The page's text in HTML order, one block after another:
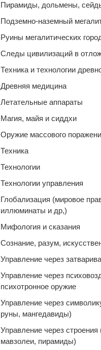
Пирамиды, дольмены,
Подземно-наземный
Руины мегалитических
Следы цивилизаций в
Техника и технологии
Древняя медицина
Летательные аппараты
Магия, майя и сиддхи
Оружие массового
Техника
Технологии
Технологии управления
Глобализация (мировое
иллюминаты и др,)
Мифология и сказания
Сознание, разум,
Управление через
Управление через
психотронное оружие
Управление через
руны, мангедавиды)
Управление через строения
мавзолеи, пирамиды)